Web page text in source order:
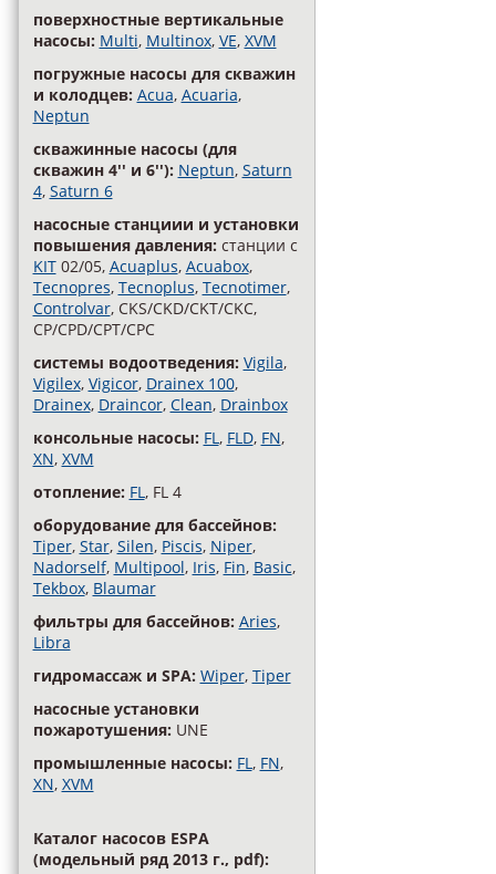
поверхностные вертикальные
насосы: Multi, Multinox, VE, XVM
погружные насосы для скважин
и колодцев: Acua, Acuaria,
Neptun
скважинные насосы (для
скважин 4'' и 6''): Neptun, Saturn
4, Saturn 6
насосные станциии и установки
повышения давления: станции с
KIT02/05, Acuaplus, Acuabox,
Tecnopres, Tecnoplus, Tecnotimer,
Controlvar, CKS/CKD/CKT/CKC,
CP/CPD/CPT/CPC
cистемы водоотведения: Vigila,
Vigilex, Vigicor, Drainex 100,
Drainex, Draincor, Clean, Drainbox
консольные насосы: FL, FLD, FN,
XN, XVM
отопление: FL, FL 4
оборудование для бассейнов:
Tiper, Star, Silen, Piscis, Niper,
Nadorself, Multipool, Iris, Fin, Basic,
Tekbox, Blaumar
фильтры для бассейнов: Aries,
Libra
гидромассаж и SPA: Wiper, Tiper
насосные установки
пожаротушения: UNE
промышленные насосы: FL, FN,
XN, XVM
Каталог насосов ESPA
(модельный ряд 2013 г., pdf):